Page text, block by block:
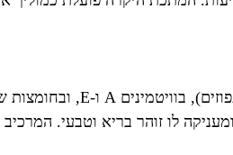
לו זוהר בריא וטבעי. המרכיב